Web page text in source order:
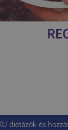
diétázók és